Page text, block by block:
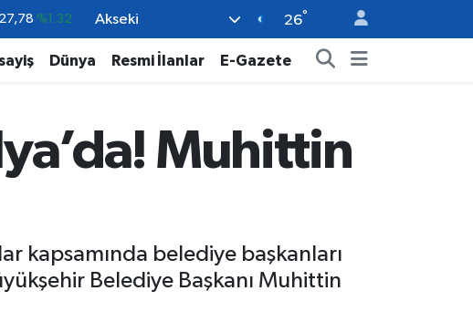
%0.08
%-0.02
13.703 %11
Akseki 26°
Dünya Resmi İlanlar E-Gazete
Muhittin
kapsamında belediye başkanları
Belediye Başkanı Muhittin